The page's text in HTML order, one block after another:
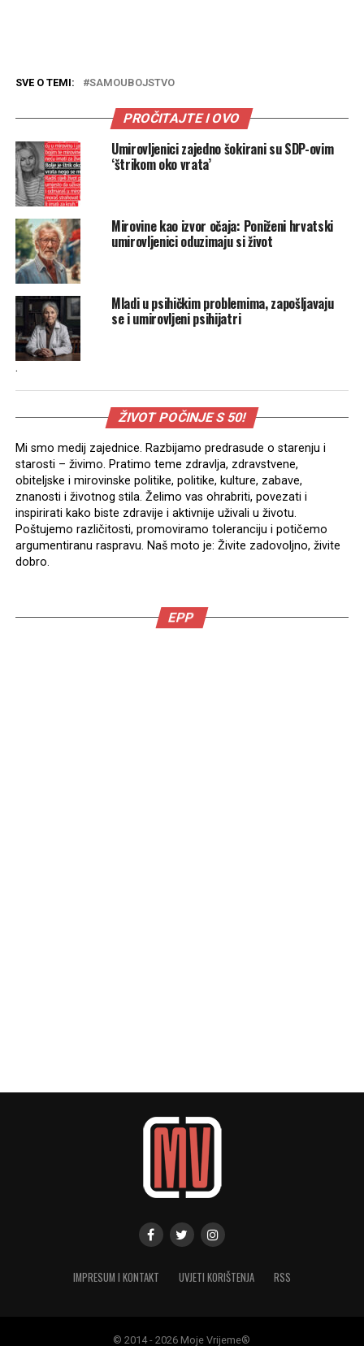
SVE O TEMI: SAMOUBOJSTVO
PROČITAJTE I OVO
Umirovljenici zajedno šokirani su SDP-ovim
‘štrikom oko vrata’
Mirovine kao izvor očaja: Poniženi hrvatski
umirovljenici oduzimaju si život
Mladi u psihičkim problemima, zapošljavaju
se i umirovljeni psihijatri
.
ŽIVOT POČINJE S 50!
Mi smo medij zajednice. Razbijamo predrasude o starenju i
starosti – živimo. Pratimo teme zdravlja, zdravstvene,
obiteljske i mirovinske politike, politike, kulture, zabave,
znanosti i životnog stila. Želimo vas ohrabriti, povezati i
inspirirati kako biste zdravije i aktivnije uživali u životu.
Poštujemo različitosti, promoviramo toleranciju i potičemo
argumentiranu raspravu. Naš moto je: Živite zadovoljno, živite
dobro.
EPP
IMPRESUM I KONTAKT UVJETI KORIŠTENJA RSS
© 2014 - 2026 Moje Vrijeme®